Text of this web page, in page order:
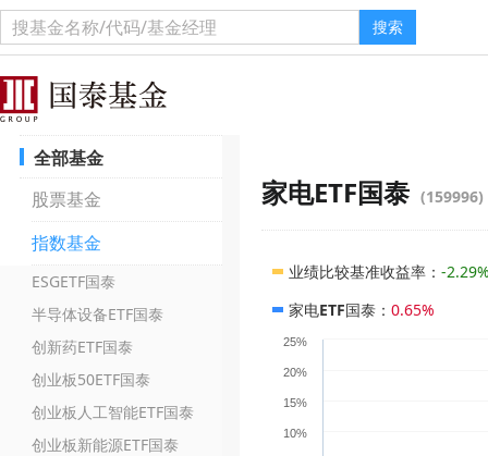
搜索
全部基金
股票基金
指数基金
ESGETF国泰
半导体设备ETF国泰
创新药ETF国泰
创业板50ETF国泰
创业板人工智能ETF国泰
创业板新能源ETF国泰
家电ETF国泰 (159996)
业绩比较基准收益率 ： -
家电ETF国泰 ： 0.65%
10%
15%
20%
25%